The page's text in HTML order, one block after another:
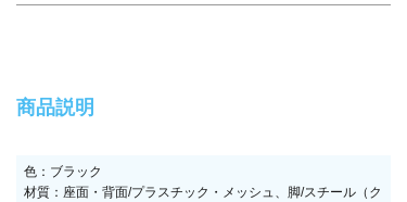
商品説明
色：ブラック
材質：座面・背面/プラスチック・メッシュ、脚/スチール（ク